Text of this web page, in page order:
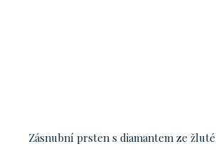
Zásnubní prsten s diamantem ze